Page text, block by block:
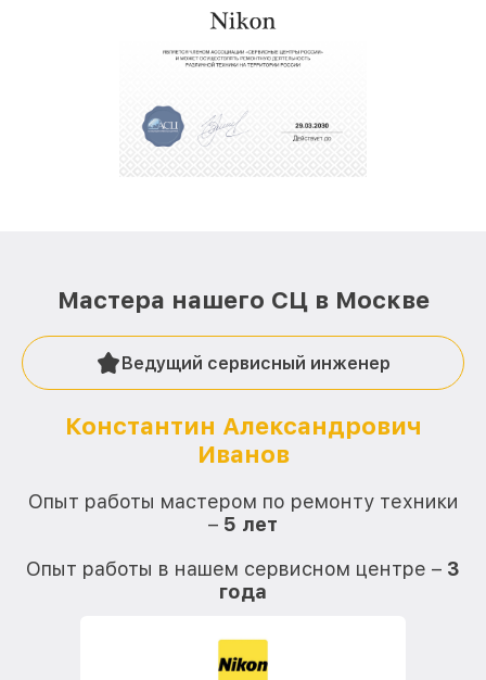
Мастера нашего СЦ в Москве
Ведущий сервисный инженер
Константин Александрович
Иванов
Опыт работы мастером по ремонту техники
– 5 лет
Опыт работы в нашем сервисном центре – 3
года